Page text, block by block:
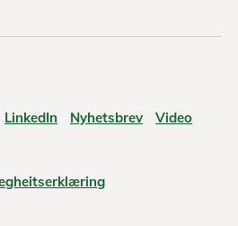
LinkedIn Nyhetsbrev Video